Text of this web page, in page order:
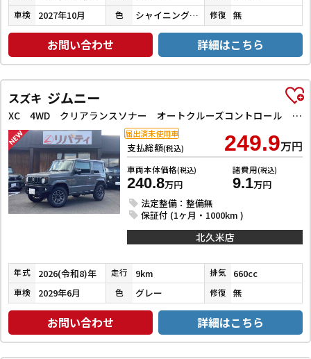
車検 2027年10月 色 シャイニングホワイトパール／ブラックマイカメタリック 修復 無
お問い合わせ 詳細はこちら
スズキ ジムニー
XC 4WD クリアランスソナー オートクルーズコントロール レーンアシスト 衝突被害軽減システム オートライト ヘッドライトウォッシャー スマートキー アイドリングストップ 電動格納ミラー シートヒーター
支払総額(税込) 249.9万円
車両本体価格(税込)
240.8万円
諸費用(税込)
9.1万円
法定整備：整備無
保証付 (1ヶ月・1000km )
届出済未使用車
北久米店
年式 2026(令和8)年 走行 9km 排気 660cc
車検 2029年6月 色 グレー 修復 無
お問い合わせ 詳細はこちら